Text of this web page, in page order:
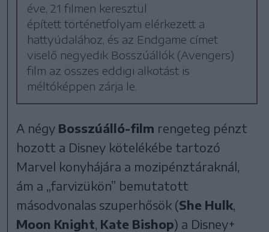
éve, 21 filmen keresztül
épített történetfolyam elérkezett a
hattyúdalához, és az Endgame címet
viselő negyedik Bosszúállók (Avengers)
film az összes eddigi alkotást is
méltóképpen zárja le.
A négy Bosszúálló-film rengeteg pénzt
hozott a Disney kötelékébe tartozó
Marvel konyhájára a mozipénztáraknál,
ám a „farvizükön” bemutatott
másodvonalas szuperhősök (She Hulk
Moon Knight Kate Bishop) a Disney+